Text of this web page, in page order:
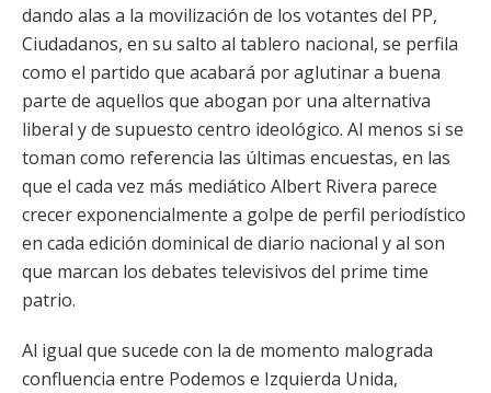
dando alas a la movilización de los votantes del PP,
Ciudadanos, en su salto al tablero nacional, se perfila
como el partido que acabará por aglutinar a buena
parte de aquellos que abogan por una alternativa
liberal y de supuesto centro ideológico. Al menos si se
toman como referencia las últimas encuestas, en las
que el cada vez más mediático Albert Rivera parece
crecer exponencialmente a golpe de perfil periodístico
en cada edición dominical de diario nacional y al son
que marcan los debates televisivos del prime time
patrio.
Al igual que sucede con la de momento malograda
confluencia entre Podemos e Izquierda Unida,